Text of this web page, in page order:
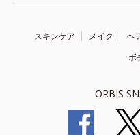
スキンケア メイク ヘ
ボ
ORBIS